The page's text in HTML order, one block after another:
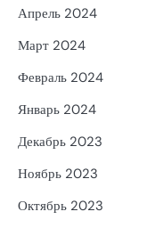
Апрель 2024
Март 2024
Февраль 2024
Январь 2024
Декабрь 2023
Ноябрь 2023
Октябрь 2023